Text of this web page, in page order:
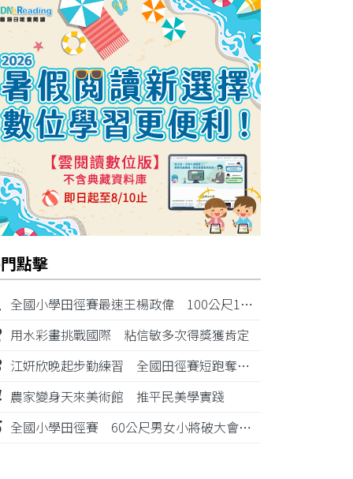
點擊
全國小學田徑賽最速王楊政偉 100公尺11秒87奪金
用水彩畫挑戰國際 粘信敏多次得獎獲肯定
江姸欣晚起步勤練習 全國田徑賽短跑奪金摘銅
農家變身天來美術館 推平民美學實踐
全國小學田徑賽 60公尺男女小將破大會紀錄